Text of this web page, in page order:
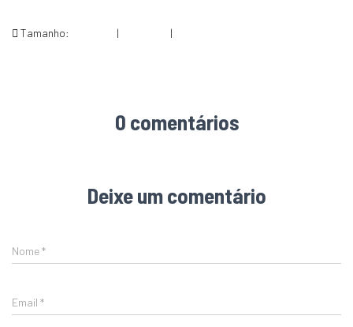
Tamanho: | |
0 comentários
Deixe um comentário
Nome*
Email *